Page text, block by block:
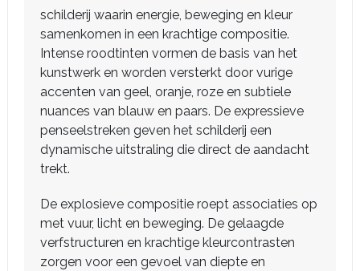
schilderij waarin energie, beweging en kleur
samenkomen in een krachtige compositie.
Intense roodtinten vormen de basis van het
kunstwerk en worden versterkt door vurige
accenten van geel, oranje, roze en subtiele
nuances van blauw en paars. De expressieve
penseelstreken geven het schilderij een
dynamische uitstraling die direct de aandacht
trekt.
De explosieve compositie roept associaties op
met vuur, licht en beweging. De gelaagde
verfstructuren en krachtige kleurcontrasten
zorgen voor een gevoel van diepte en